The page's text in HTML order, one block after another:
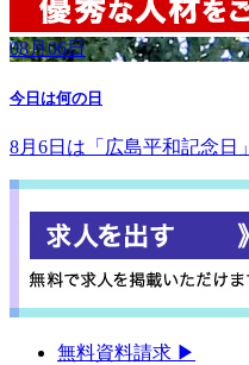
08月06日
今日は何の日
8月6日は「広島平和記念日」
無料資料請求 ▶︎